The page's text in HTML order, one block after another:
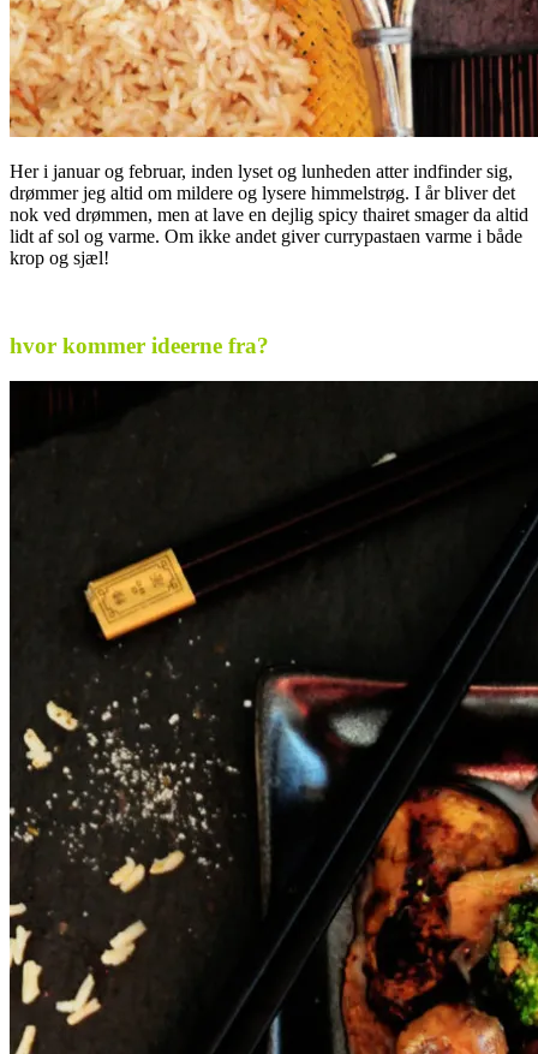
Her i januar og februar, inden lyset og lunheden atter indfinder sig,
drømmer jeg altid om mildere og lysere himmelstrøg. I år bliver det
nok ved drømmen, men at lave en dejlig spicy thairet smager da altid
lidt af sol og varme. Om ikke andet giver currypastaen varme i både
krop og sjæl!
hvor kommer ideerne fra?